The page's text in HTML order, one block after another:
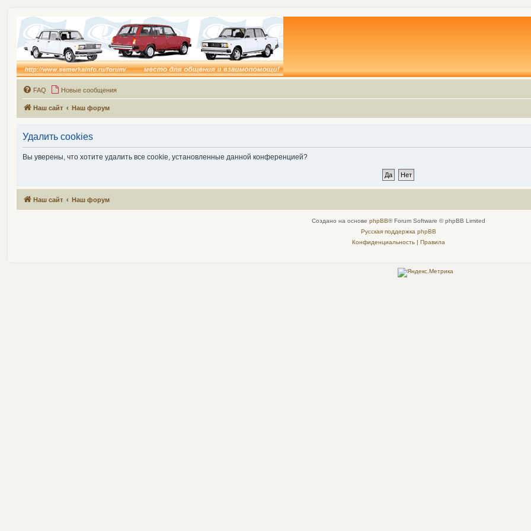
FAQ Новые сообщения
Наш сайт Наш форум
Удалить cookies
Вы уверены, что хотите удалить все cookie, установленные данной конференцией?
Наш сайт Наш форум
Создано на основе phpBB® Forum Software © phpBB Limited
Русская поддержка phpBB
Конфиденциальность| Правила